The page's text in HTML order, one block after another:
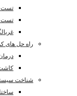
تست
تست
راه حل های
شناخت